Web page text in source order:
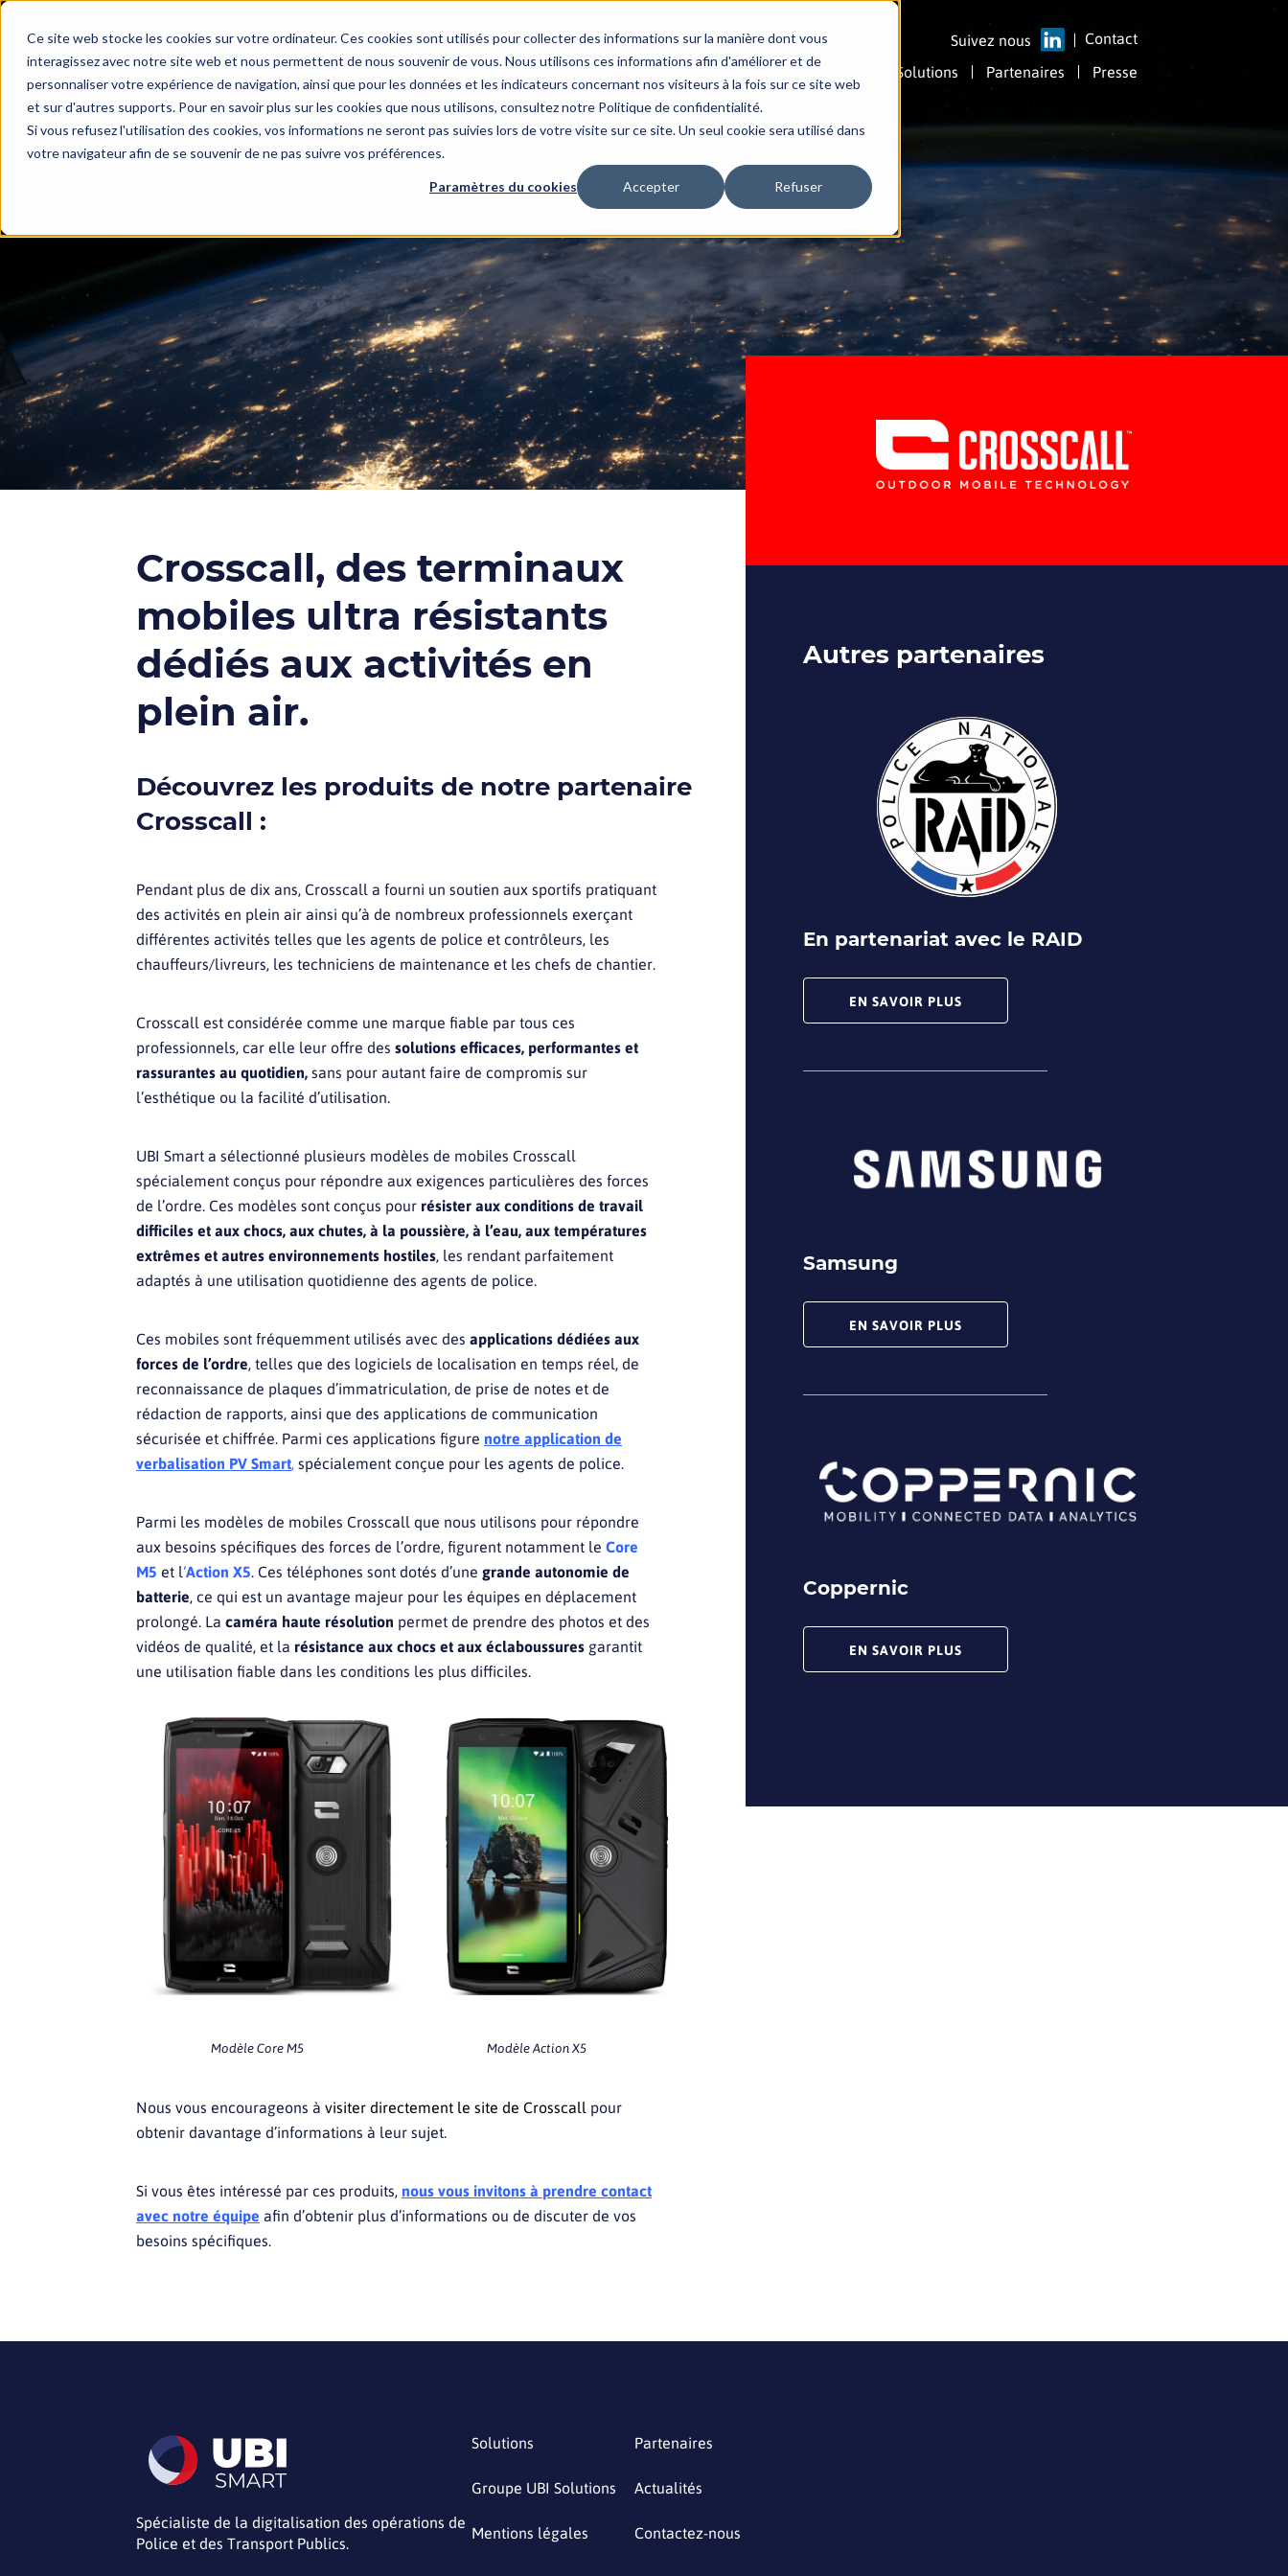
Ce site web stocke les cookies sur votre ordinateur. Ces cookies sont utilisés pour collecter des informations sur la manière dont vous
interagissez avec notre site web et nous permettent de nous souvenir de vous. Nous utilisons ces informations afin d'améliorer et de
personnaliser votre expérience de navigation, ainsi que pour les données et les indicateurs concernant nos visiteurs à la fois sur ce site web
et sur d'autres supports. Pour en savoir plus sur les cookies que nous utilisons, consultez notre Politique de confidentialité.
Si vous refusez l'utilisation des cookies, vos informations ne seront pas suivies lors de votre visite sur ce site. Un seul cookie sera utilisé dans
votre navigateur afin de se souvenir de ne pas suivre vos préférences.
Paramètres du cookies Accepter Refuser
Suivez nous
Contact
Solutions
Partenaires Presse
Crosscall, des terminaux
mobiles ultra résistants
dédiés aux activités en
plein air.
Découvrez les produits de notre partenaire
Crosscall :
Pendant plus de dix ans, Crosscall a fourni un soutien aux sportifs pratiquant
des activités en plein air ainsi qu’à de nombreux professionnels exerçant
différentes activités telles que les agents de police et contrôleurs, les
chauffeurs/livreurs, les techniciens de maintenance et les chefs de chantier.
Crosscall est considérée comme une marque fiable par tous ces
professionnels, car elle leur offre des solutions efficaces, performantes et
rassurantes au quotidien, sans pour autant faire de compromis sur
l’esthétique ou la facilité d’utilisation.
UBI Smart a sélectionné plusieurs modèles de mobiles Crosscall
spécialement conçus pour répondre aux exigences particulières des forces
de l’ordre. Ces modèles sont conçus pour résister aux conditions de travail
difficiles et aux chocs, aux chutes, à la poussière, à l’eau, aux températures
extrêmes et autres environnements hostiles, les rendant parfaitement
adaptés à une utilisation quotidienne des agents de police.
Ces mobiles sont fréquemment utilisés avec des applications dédiées aux
forces de l’ordre, telles que des logiciels de localisation en temps réel, de
reconnaissance de plaques d’immatriculation, de prise de notes et de
rédaction de rapports, ainsi que des applications de communication
sécurisée et chiffrée. Parmi ces applications figure notre application de
verbalisation PV Smart, spécialement conçue pour les agents de police.
Parmi les modèles de mobiles Crosscall que nous utilisons pour répondre
aux besoins spécifiques des forces de l’ordre, figurent notamment le Core
M5 et l‘Action X5. Ces téléphones sont dotés d’une grande autonomie de
batterie, ce qui est un avantage majeur pour les équipes en déplacement
prolongé. La caméra haute résolution permet de prendre des photos et des
vidéos de qualité, et la résistance aux chocs et aux éclaboussures garantit
une utilisation fiable dans les conditions les plus difficiles.
Modèle Core M5 Modèle Action X5
Nous vous encourageons à visiter directement le site de Crosscall pour
obtenir davantage d’informations à leur sujet.
Si vous êtes intéressé par ces produits, nous vous invitons à prendre contact
avec notre équipe afin d’obtenir plus d’informations ou de discuter de vos
besoins spécifiques.
Autres partenaires
En partenariat avec le RAID
EN SAVOIR PLUS
Samsung
EN SAVOIR PLUS
Coppernic
EN SAVOIR PLUS
Spécialiste de la digitalisation des opérations de
Police et des Transport Publics.
Solutions Partenaires
Groupe UBI Solutions Actualités
Mentions légales Contactez-nous